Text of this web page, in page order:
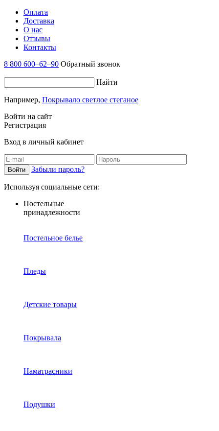
Оплата
Доставка
О нас
Отзывы
Контакты
8 800 600–62–90 Обратный звонок
Найти
Например, Покрывало светлое стеганое
Войти на сайт
Регистрация
Вход в личный кабинет
Забыли пароль?
Используя социальные сети:
Постельные
принадлежности
Постельное белье
Пледы
Детские товары
Покрывала
Наматрасники
Подушки